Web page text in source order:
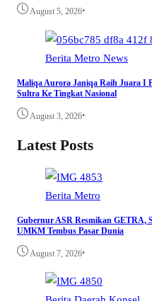
August 5, 2026•
Berita Metro News
Maliqa Aurora Janiqa Raih Juara I
Sultra Ke Tingkat Nasional
August 3, 2026•
Latest Posts
Berita Metro
Gubernur ASR Resmikan GETRA,
UMKM Tembus Pasar Dunia
August 7, 2026•